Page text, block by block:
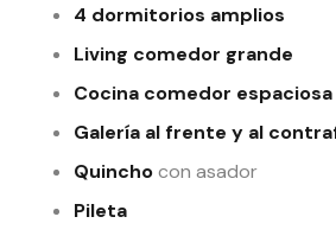
4 dormitorios amplios
Living comedor grande
Cocina comedor espaciosa
Galería al frente y al
Quinchocon asador
Pileta